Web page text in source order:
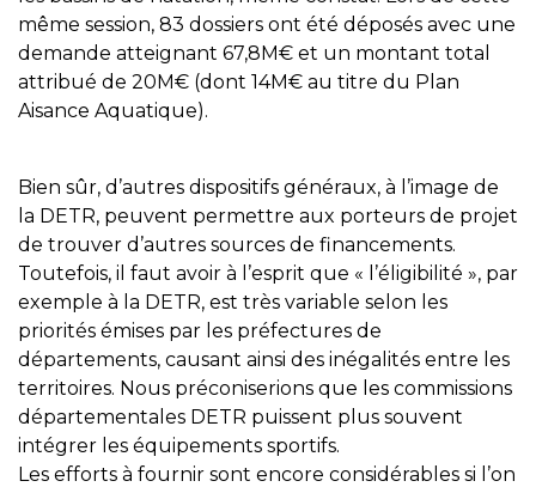
même session, 83 dossiers ont été déposés avec une
demande atteignant 67,8M€ et un montant total
attribué de 20M€ (dont 14M€ au titre du Plan
Aisance Aquatique).
Bien sûr, d’autres dispositifs généraux, à l’image de
la DETR, peuvent permettre aux porteurs de projet
de trouver d’autres sources de financements.
Toutefois, il faut avoir à l’esprit que « l’éligibilité », par
exemple à la DETR, est très variable selon les
priorités émises par les préfectures de
départements, causant ainsi des inégalités entre les
territoires. Nous préconiserions que les commissions
départementales DETR puissent plus souvent
intégrer les équipements sportifs.
Les efforts à fournir sont encore considérables si l’on